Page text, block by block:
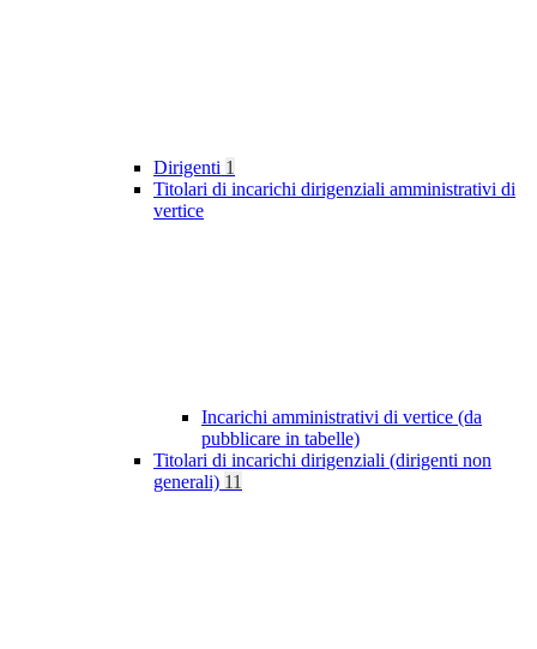
Dirigenti 1
Titolari di incarichi dirigenziali amministrativi di
vertice
Incarichi amministrativi di vertice (da
pubblicare in tabelle)
Titolari di incarichi dirigenziali (dirigenti non
generali) 11